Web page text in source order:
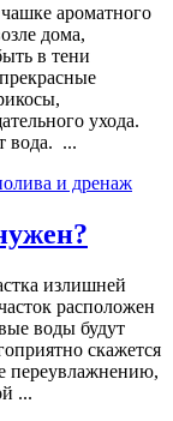
ароматного
дома,
в тени
ухода.
вода. ...
и дренаж
излишней
расположен
воды будут
скажется
переувлажнению,
...